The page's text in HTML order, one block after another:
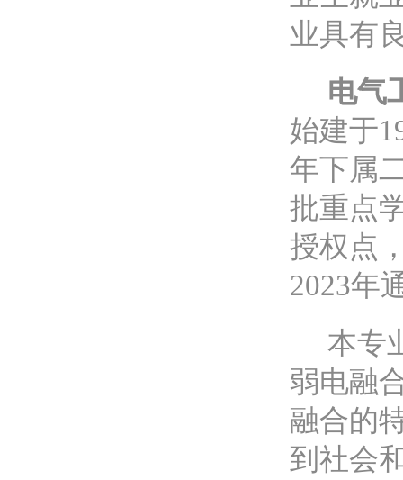
业具有
电气
始建于
年下属
批重点
授权点
2023年
本专
弱电融
融合的
到社会